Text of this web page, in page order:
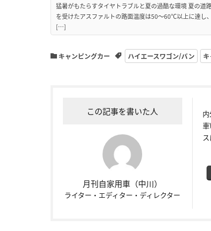
猛暑がもたらすタイヤトラブルと夏の過酷な環境 夏の道
を受けたアスファルトの路面温度は50〜60℃以上に達し
[…]
キャンピングカー ハイエースワゴン/バン
この記事を書いた人
月刊自家用車（中川）
ライター・エディター・ディレクター